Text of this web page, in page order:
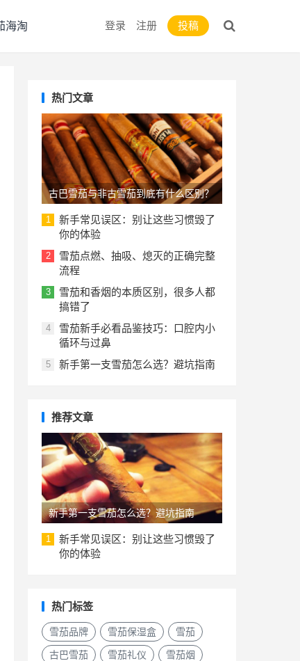
海淘 登录 注册 投稿
热门文章
古巴雪茄与非古雪茄到底有什么区别？
1
新手常见误区：别让这些习惯毁了
你的体验
2
雪茄点燃、抽吸、熄灭的正确完整
流程
3
雪茄和香烟的本质区别，很多人都
搞错了
4
雪茄新手必看品鉴技巧：口腔内小
循环与过鼻
5 新手第一支雪茄怎么选？避坑指南
推荐文章
新手第一支雪茄怎么选？避坑指南
1
新手常见误区：别让这些习惯毁了
你的体验
热门标签
雪茄品牌 雪茄保湿盒 雪茄
古巴雪茄 雪茄礼仪 雪茄烟